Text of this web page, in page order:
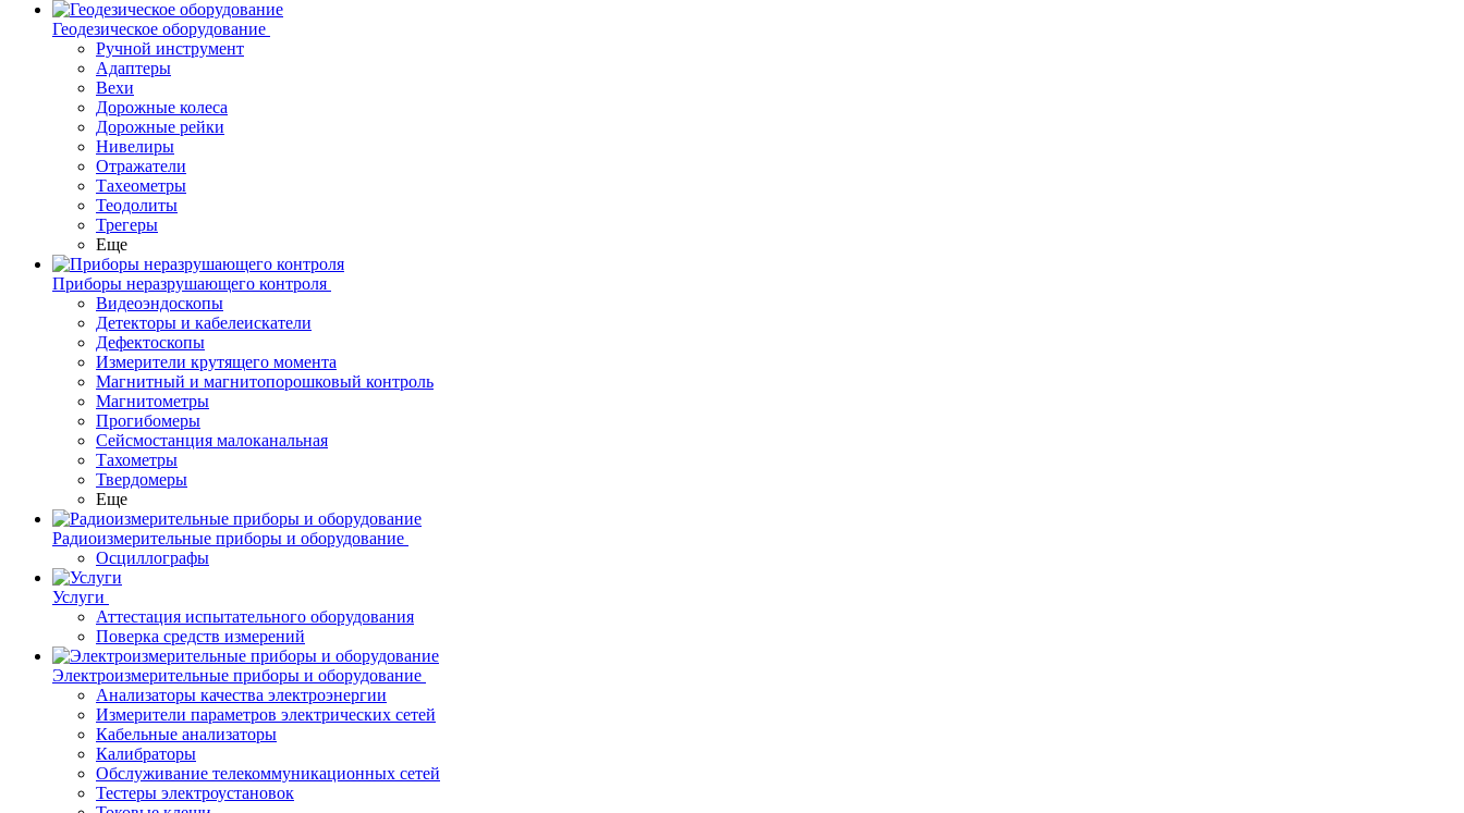
Геодезическое оборудование
Ручной инструмент
Адаптеры
Вехи
Дорожные колеса
Дорожные рейки
Нивелиры
Отражатели
Тахеометры
Теодолиты
Трегеры
Еще
Приборы неразрушающего контроля
Видеоэндоскопы
Детекторы и кабелеискатели
Дефектоскопы
Измерители крутящего момента
Магнитный и магнитопорошковый контроль
Магнитометры
Прогибомеры
Сейсмостанция малоканальная
Тахометры
Твердомеры
Еще
Радиоизмерительные приборы и оборудование
Осциллографы
Услуги
Аттестация испытательного оборудования
Поверка средств измерений
Электроизмерительные приборы и оборудование
Анализаторы качества электроэнергии
Измерители параметров электрических сетей
Кабельные анализаторы
Калибраторы
Обслуживание телекоммуникационных сетей
Тестеры электроустановок